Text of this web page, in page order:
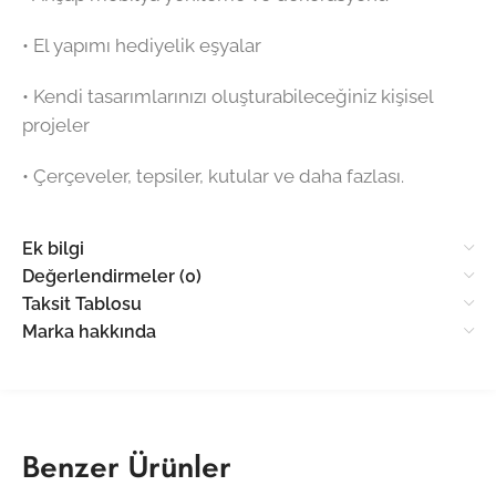
•⁠ ⁠El yapımı hediyelik eşyalar
•⁠ ⁠Kendi tasarımlarınızı oluşturabileceğiniz kişisel
projeler
•⁠ ⁠Çerçeveler, tepsiler, kutular ve daha fazlası.
Ek bilgi
Değerlendirmeler (0)
Taksit Tablosu
Marka hakkında
Benzer Ürünler